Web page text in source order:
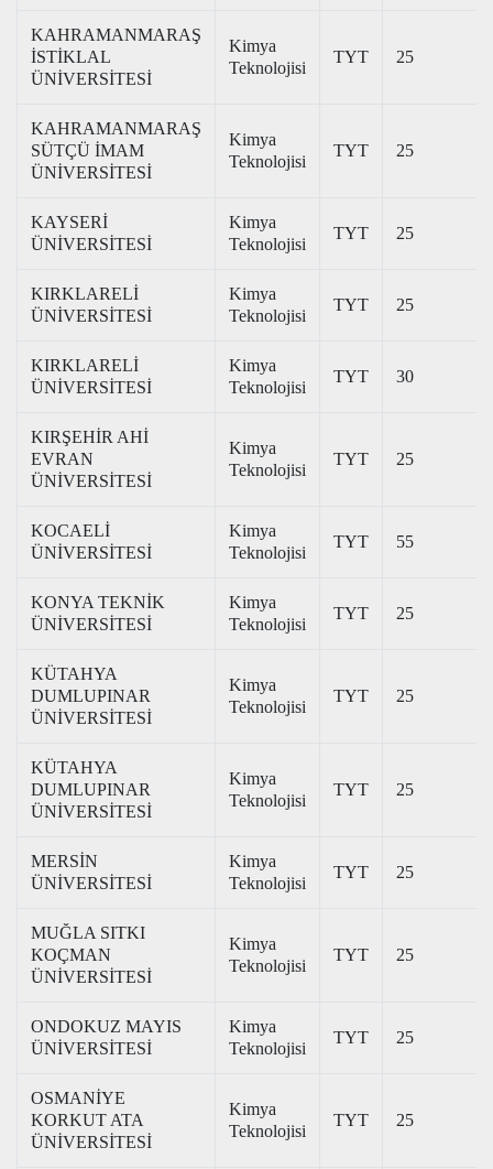
KAHRAMANMARAŞ
İSTİKLAL
ÜNİVERSİTESİ
Kimya
Teknolojisi
TYT 25
KAHRAMANMARAŞ
SÜTÇÜ İMAM
ÜNİVERSİTESİ
Kimya
Teknolojisi
TYT 25
KAYSERİ
ÜNİVERSİTESİ
Kimya
Teknolojisi
TYT 25
KIRKLARELİ
ÜNİVERSİTESİ
Kimya
Teknolojisi
TYT 25
KIRKLARELİ
ÜNİVERSİTESİ
Kimya
Teknolojisi
TYT 30
KIRŞEHİR AHİ
EVRAN
ÜNİVERSİTESİ
Kimya
Teknolojisi
TYT 25
KOCAELİ
ÜNİVERSİTESİ
Kimya
Teknolojisi
TYT 55
KONYA TEKNİK
ÜNİVERSİTESİ
Kimya
Teknolojisi
TYT 25
KÜTAHYA
DUMLUPINAR
ÜNİVERSİTESİ
Kimya
Teknolojisi
TYT 25
KÜTAHYA
DUMLUPINAR
ÜNİVERSİTESİ
Kimya
Teknolojisi
TYT 25
MERSİN
ÜNİVERSİTESİ
Kimya
Teknolojisi
TYT 25
MUĞLA SITKI
KOÇMAN
ÜNİVERSİTESİ
Kimya
Teknolojisi
TYT 25
ONDOKUZ MAYIS
ÜNİVERSİTESİ
Kimya
Teknolojisi
TYT 25
OSMANİYE
KORKUT ATA
ÜNİVERSİTESİ
Kimya
Teknolojisi
TYT 25